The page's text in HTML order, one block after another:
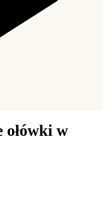
ołówki w